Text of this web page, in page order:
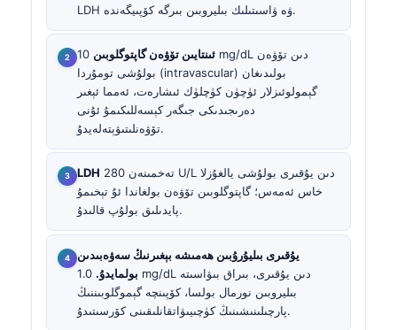
LDH ۋە ۋاسىتىلىك بىليروبىن بىرگە كۆپىيگەندە.
ئىنتايىن تۆۋەن گاپتوگلوبىن 10 mg/dL دىن تۆۋەن
بولۇشى تومۇردا (intravascular) بولىدىغان
گېمولوئىزلار ئۈچۈن كۈچلۈك ئىشارەت، ئەمما ئېغىر
دەرىجىدىكى جىگەر كېسەللىكىمۇ ئۇنى
تۆۋەنلىتىۋېتەلەيدۇ.
LDH
خاس ئەمەس؛ گاپتوگلوبىن تۆۋەن بولغاندا ئۇ تېخىمۇ
پايدىلىق بولۇپ قالىدۇ.
يۇقىرى بىليۇرۇبىن ھەمىشە بېغىرنىڭ سەۋەبىدىن
بولمايدۇ. 1.0 mg/dL دىن يۇقىرى، بىراق بىۋاسىتە
بىليروبىن نورمال بولسا، كۆپىنچە گېموگلوبىننىڭ
پارچىلىنىشىنىڭ كۈچىيىۋاتقانلىقىنى كۆرسىتىدۇ.